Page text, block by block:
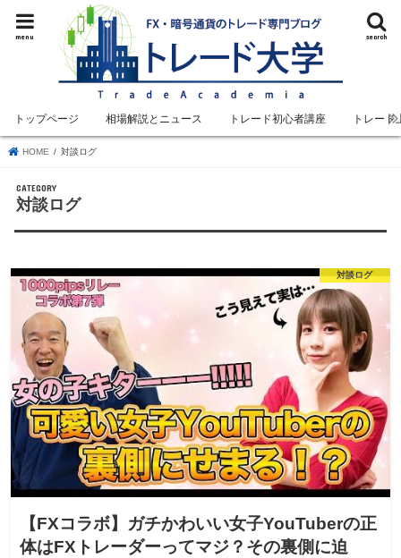
search
menu
トップページ 相場解説とニュース トレード初心者講座 トレード
HOME 対談ログ
対談ログ
対談ログ
【FXコラボ】ガチかわいい女子YouTuberの正
体はFXトレーダーってマジ？その裏側に迫